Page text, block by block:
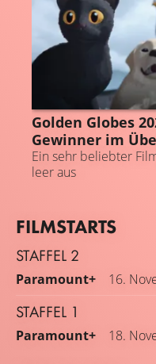
GOLDEN GLOBES
Golden Globes
Gewinner im
Ein sehr beliebter
leer aus
FILMSTARTS
STAFFEL 2
Paramount+ 16.
STAFFEL 1
Paramount+ 18.